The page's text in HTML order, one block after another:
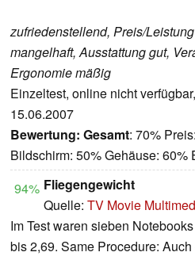
zufriedenstellend, Preis/
mangelhaft, Ausstattung gut,
Ergonomie mäßig
Einzeltest, online nicht
15.06.2007
Bewertung: Gesamt: 70%
Bildschirm: 50% Gehäuse: 60%
94% Fliegengewicht
Quelle: TV Movie
Im Test waren sieben
bis 2,69. Same Procedure: